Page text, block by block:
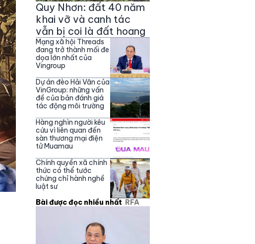
Quy Nhơn: đất 40 năm
khai vỡ và canh tác
vẫn bị coi là đất hoang
Mạng xã hội Threads
đang trở thành mối đe
dọa lớn nhất của
Vingroup
Dự án đèo Hải Vân của
VinGroup: những vấn
đề của bản đánh giá
tác động môi trường
Hàng nghìn người kêu
cứu vì liên quan đến
sàn thương mại điện
tử Muamau
Chính quyền xã chính
thức có thể tước
chứng chỉ hành nghề
luật sư
Bài được đọc nhiều nhất RFA